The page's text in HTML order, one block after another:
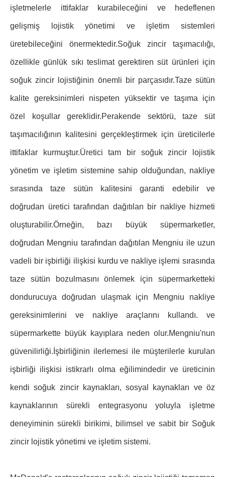
işletmelerle ittifaklar kurabileceğini ve hedeflenen
gelişmiş lojistik yönetimi ve işletim sistemleri
üretebileceğini önermektedir.Soğuk zincir taşımacılığı,
özellikle günlük sıkı teslimat gerektiren süt ürünleri için
soğuk zincir lojistiğinin önemli bir parçasıdır.Taze sütün
kalite gereksinimleri nispeten yüksektir ve taşıma için
özel koşullar gereklidir.Perakende sektörü, taze süt
taşımacılığının kalitesini gerçekleştirmek için üreticilerle
ittifaklar kurmuştur.Üretici tam bir soğuk zincir lojistik
yönetim ve işletim sistemine sahip olduğundan, nakliye
sırasında taze sütün kalitesini garanti edebilir ve
doğrudan üretici tarafından dağıtılan bir nakliye hizmeti
oluşturabilir.Örneğin, bazı büyük süpermarketler,
doğrudan Mengniu tarafından dağıtılan Mengniu ile uzun
vadeli bir işbirliği ilişkisi kurdu ve nakliye işlemi sırasında
taze sütün bozulmasını önlemek için süpermarketteki
dondurucuya doğrudan ulaşmak için Mengniu nakliye
gereksinimlerini ve nakliye araçlarını kullandı. ve
süpermarkette büyük kayıplara neden olur.Mengniu'nun
güvenilirliği.İşbirliğinin ilerlemesi ile müşterilerle kurulan
işbirliği ilişkisi istikrarlı olma eğilimindedir ve üreticinin
kendi soğuk zincir kaynakları, sosyal kaynakları ve öz
kaynaklarının sürekli entegrasyonu yoluyla işletme
deneyiminin sürekli birikimi, bilimsel ve sabit bir Soğuk
zincir lojistik yönetimi ve işletim sistemi.